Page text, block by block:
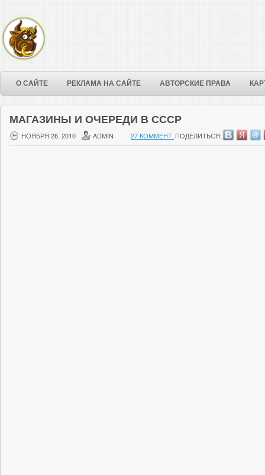
О САЙТЕ РЕКЛАМА НА САЙТЕ АВТОРСКИЕ ПРАВА
МАГАЗИНЫ И ОЧЕРЕДИ В СССР
НОЯБРЯ 26, 2010 ADMIN 27 КОММЕНТ. ПОДЕЛИТЬСЯ: